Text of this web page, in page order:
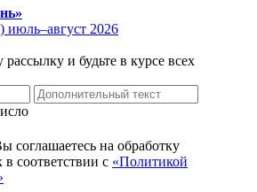
июль–август 2026
и будьте в курсе всех
соглашаетесь на обработку
соответствии с «Политикой